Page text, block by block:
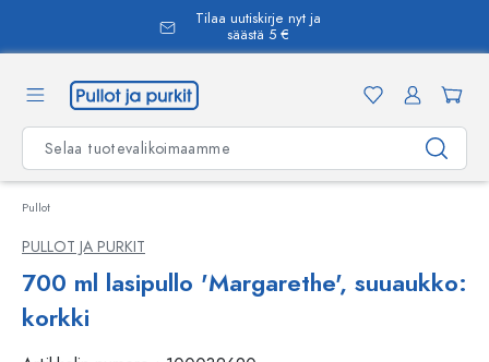
Tilaa uutiskirje nyt ja
säästä 5 €
Pullot
PULLOT JA PURKIT
700 ml lasipullo 'Margarethe', suuaukko:
korkki